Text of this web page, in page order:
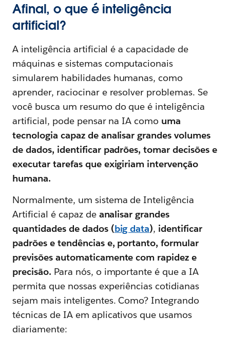
Afinal, o que é inteligência
artificial?
A inteligência artificial é a capacidade de
máquinas e sistemas computacionais
simularem habilidades humanas, como
aprender, raciocinar e resolver problemas. Se
você busca um resumo do que é inteligência
artificial, pode pensar na IA como uma
tecnologia capaz de analisar grandes volumes
de dados, identificar padrões, tomar decisões e
executar tarefas que exigiriam intervenção
humana.
Normalmente, um sistema de Inteligência
Artificial é capaz de analisar grandes
quantidades de dados (big data), identificar
padrões e tendências e, portanto, formular
previsões automaticamente com rapidez e
precisão. Para nós, o importante é que a IA
permita que nossas experiências cotidianas
sejam mais inteligentes. Como? Integrando
técnicas de IA em aplicativos que usamos
diariamente: